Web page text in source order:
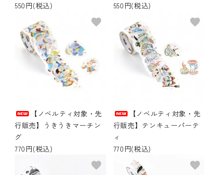
550円(税込)
550円(税込)
【ノベルティ対象・先
行販売】うきうきマーチン
グ
770円(税込)
favorite
【ノベルティ対象・先
行販売】テンキューパーテ
ィ
770円(税込)
favorite
favorite favorite